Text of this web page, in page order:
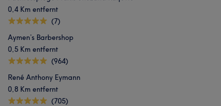
0,4 Km entfernt
(7)
Aymen’s Barbershop
0,5 Km entfernt
(964)
René Anthony Eymann
0,8 Km entfernt
(705)